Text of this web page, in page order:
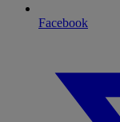
Facebook